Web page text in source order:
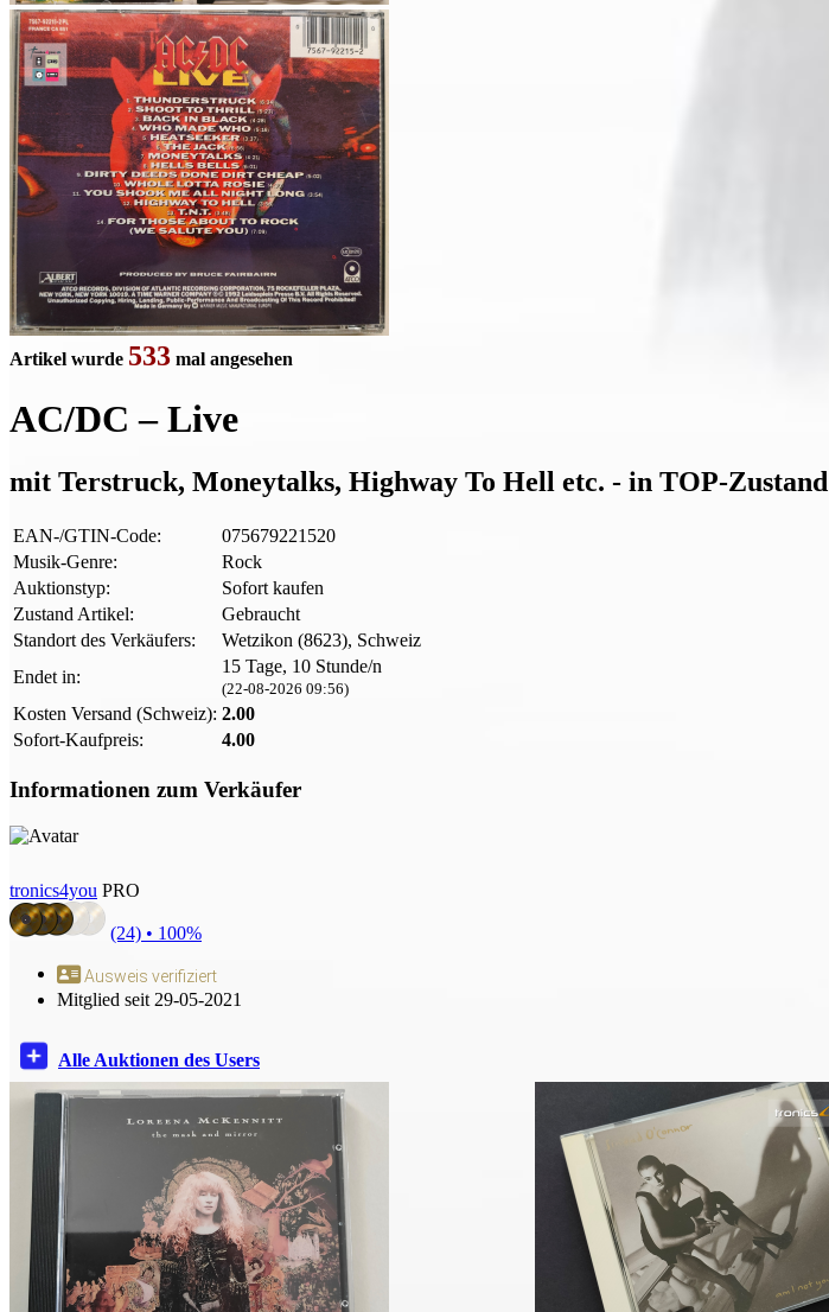
Artikel wurde 533 mal angesehen
AC/DC – Live
mit Terstruck, Moneytalks, Highway To Hell etc. - in TOP-Zustand
EAN-/GTIN-Code:
075679221520
Musik-Genre:
Rock
Auktionstyp:
Sofort kaufen
Zustand Artikel:
Gebraucht
Standort des Verkäufers:
Wetzikon (8623), Schweiz
Endet in:
15 Tage, 10 Stunde/n
(22-08-2026 09:56)
Kosten Versand (Schweiz): 2.00
Sofort-Kaufpreis:
4.00
Informationen zum Verkäufer
tronics4you PRO
(24) • 100%
Ausweis verifiziert
Mitglied seit 29-05-2021
Alle Auktionen des Users